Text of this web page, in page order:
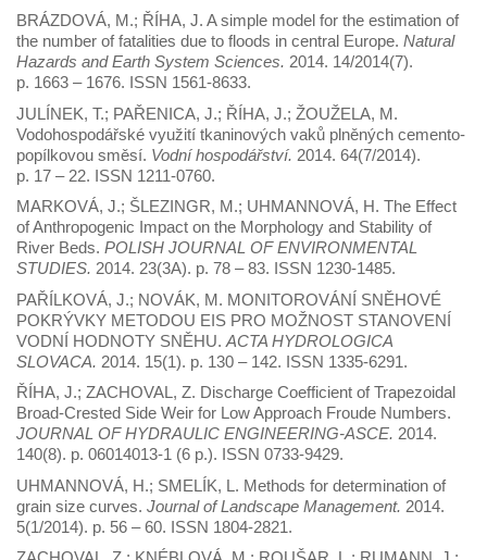
BRÁZDOVÁ, M.; ŘÍHA, J. A simple model for the estimation of
the number of fatalities due to floods in central Europe. Natural
Hazards and Earth System Sciences. 2014. 14/2014(7).
p. 1663 – 1676. ISSN 1561-8633.
JULÍNEK, T.; PAŘENICA, J.; ŘÍHA, J.; ŽOUŽELA, M.
Vodohospodářské využití tkaninových vaků plněných cemento-
popílkovou směsí. Vodní hospodářství. 2014. 64(7/2014).
p. 17 – 22. ISSN 1211-0760.
MARKOVÁ, J.; ŠLEZINGR, M.; UHMANNOVÁ, H. The Effect
of Anthropogenic Impact on the Morphology and Stability of
River Beds. POLISH JOURNAL OF ENVIRONMENTAL
STUDIES. 2014. 23(3A). p. 78 – 83. ISSN 1230-1485.
PAŘÍLKOVÁ, J.; NOVÁK, M. MONITOROVÁNÍ SNĚHOVÉ
POKRÝVKY METODOU EIS PRO MOŽNOST STANOVENÍ
VODNÍ HODNOTY SNĚHU. ACTA HYDROLOGICA
SLOVACA. 2014. 15(1). p. 130 – 142. ISSN 1335-6291.
ŘÍHA, J.; ZACHOVAL, Z. Discharge Coefficient of Trapezoidal
Broad-Crested Side Weir for Low Approach Froude Numbers.
JOURNAL OF HYDRAULIC ENGINEERING-ASCE. 2014.
140(8). p. 06014013-1 (6 p.). ISSN 0733-9429.
UHMANNOVÁ, H.; SMELÍK, L. Methods for determination of
grain size curves. Journal of Landscape Management. 2014.
5(1/2014). p. 56 – 60. ISSN 1804-2821.